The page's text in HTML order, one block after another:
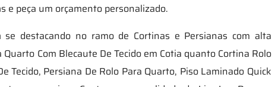
e peça um orçamento personalizado.
destacando no ramo de Cortinas e Persianas com alta
Com Blecaute De Tecido em Cotia quanto Cortina Rolo
Tecido, Persiana De Rolo Para Quarto, Piso Laminado Quick